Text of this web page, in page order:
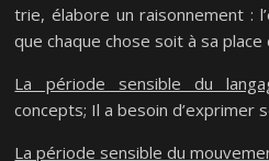
trie, élabore un raisonnement :
que chaque chose soit à sa place
La période sensible du
concepts; Il a besoin d’exprimer
La période sensible du